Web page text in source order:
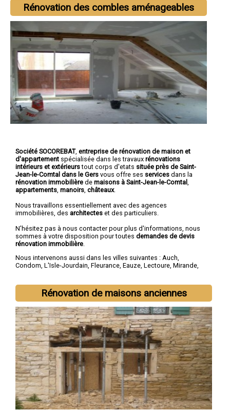
Rénovation des combles aménageables
Société SOCOREBAT, entreprise de rénovation de maison et
d'appartement spécialisée dans les travaux rénovations
intérieurs et extérieurstout corps d'etats située près de Saint-
Jean-le-Comtal dans le Gers vous offre ses services dans la
rénovation immobilière de maisons à Saint-Jean-le-Comtal
appartements manoirs châteaux.
Nous travaillons essentiellement avec des agences
immobilières, des architectes et des particuliers.
N'hésitez pas à nous contacter pour plus d'informations, nous
sommes à votre disposition pour toutes demandes de devis
rénovation immobilière
Nous intervenons aussi dans les villes suivantes : Auch,
Condom, L'Isle-Jourdain, Fleurance, Eauze, Lectoure, Mirande,
Rénovation de maisons anciennes